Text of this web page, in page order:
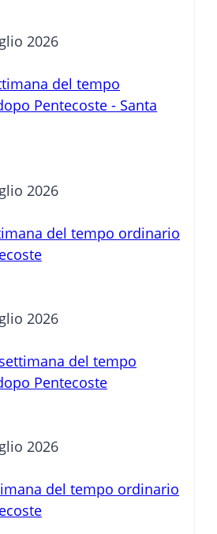
2026
del tempo
Pentecoste - Santa
2026
del tempo ordinario
2026
del tempo
Pentecoste
2026
del tempo ordinario